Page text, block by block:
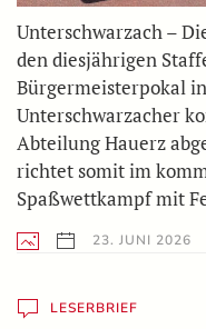
Unterschwarzach –
den diesjährigen
Bürgermeisterpokal
Unterschwarzacher
Abteilung Hauerz
richtet somit im
Spaßwettkampf mit
23. JUNI 2026
LESERBRIEF